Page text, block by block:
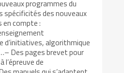
programmes du
spécificités des nouveaux
en compte :
d’initiatives, algorithmique
Des pages brevet pour
l’épreuve de